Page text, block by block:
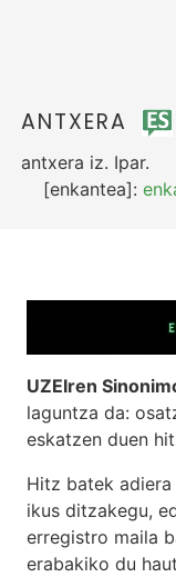
ANTXERA
antxera iz. Ipar.
[enkantea]:
UZEIren
laguntza da:
eskatzen duen
Hitz batek
ikus ditzakegu,
erregistro maila
erabakiko du